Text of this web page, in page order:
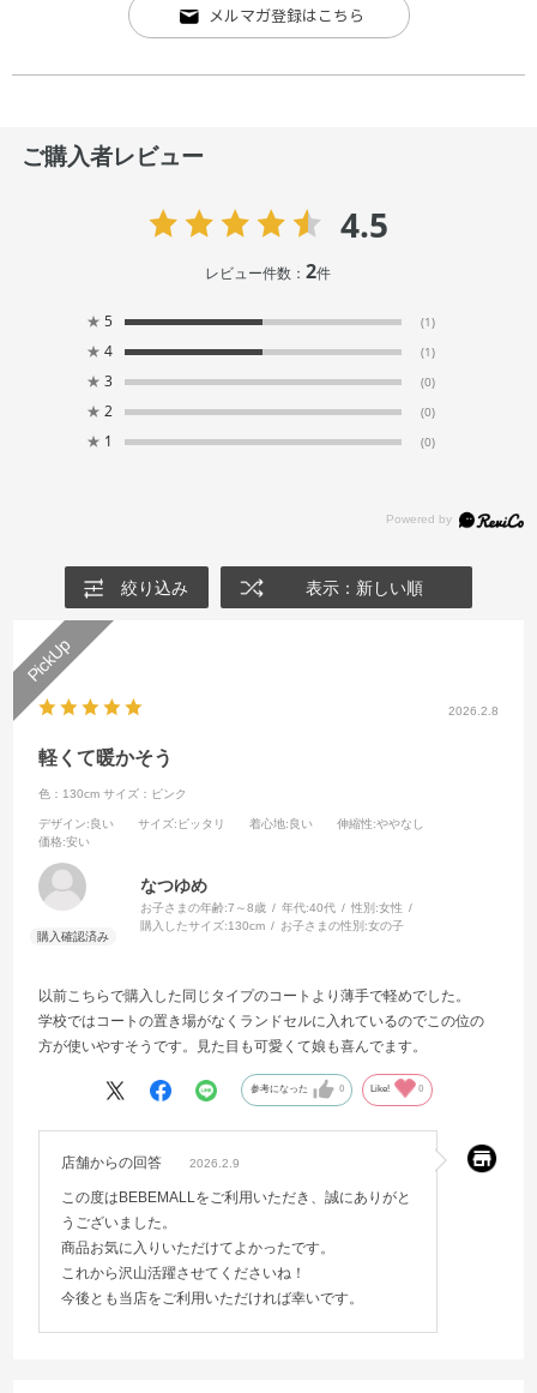
メルマガ登録はこちら
ご購入者レビュー
4.5
レビュー件数：2件
★ 5 (1)
★ 4 (1)
★ 3 (0)
★ 2 (0)
★ 1 (0)
絞り込み 表示：新しい順
2026.2.8
軽くて暖かそう
色：130cm サイズ：ピンク
デザイン:良い サイズ:ピッタリ 着心地:良い 伸縮性:ややなし
価格:安い
なつゆめ
お子さまの年齢:7～8歳 年代:40代 性別:女性
購入したサイズ:130cm お子さまの性別:女の子
以前こちらで購入した同じタイプのコートより薄手で軽めでした。
学校ではコートの置き場がなくランドセルに入れているのでこの位の
方が使いやすそうです。見た目も可愛くて娘も喜んでます。
参考になった 0 Like! 0
店舗からの回答 2026.2.9
この度はBEBEMALLをご利用いただき、誠にありがと
うございました。
商品お気に入りいただけてよかったです。
これから沢山活躍させてくださいね！
今後とも当店をご利用いただければ幸いです。